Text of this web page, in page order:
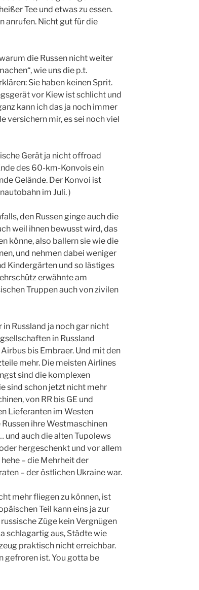
Tee und etwas zu essen.
anrufen. Nicht gut für die
die Russen nicht weiter
wie uns die p.t.
Sie haben keinen Sprit.
vor Kiew ist schlicht und
kann ich das ja noch immer
versichern mir, es sei noch viel
Gerät ja nicht offroad
des 60-km-Konvois ein
Gelände. Der Konvoi ist
im Juli. )
den Russen ginge auch die
weil ihnen bewusst wird, das
könne, also ballern sie wie die
und nehmen dabei weniger
Kindergärten und so lästiges
erwähnte am
Truppen auch von zivilen
Russland ja noch gar nicht
in Russland
bis Embraer. Und mit den
mehr. Die meisten Airlines
sind die komplexen
sind schon jetzt nicht mehr
von RR bis GE und
Lieferanten im Westen
ihre Westmaschinen
und auch die alten Tupolews
hergeschenkt und vor allem
hehe – die Mehrheit der
– der östlichen Ukraine war.
mehr fliegen zu können, ist
Teil kann eins ja zur
Züge kein Vergnügen
schlagartig aus, Städte wie
praktisch nicht erreichbar.
gefroren ist. You gotta be